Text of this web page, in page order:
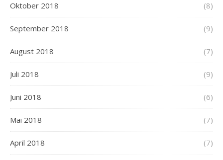
Oktober 2018 (8)
September 2018 (9)
August 2018 (7)
Juli 2018 (9)
Juni 2018 (6)
Mai 2018 (7)
April 2018 (7)